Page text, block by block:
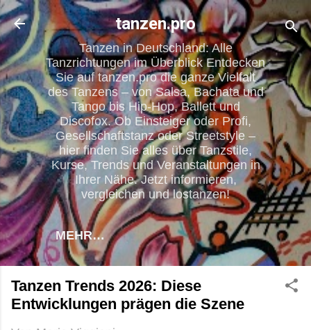
Direkt zum Hauptbereich
tanzen.pro
Tanzen in Deutschland: Alle
Tanzrichtungen im Überblick Entdecken
Sie auf tanzen.pro die ganze Vielfalt
des Tanzens – von Salsa, Bachata und
Tango bis Hip-Hop, Ballett und
Discofox. Ob Einsteiger oder Profi,
Gesellschaftstanz oder Streetstyle –
hier finden Sie alles über Tanzstile,
Kurse, Trends und Veranstaltungen in
Ihrer Nähe. Jetzt informieren,
vergleichen und lostanzen!
MEHR…
Tanzen Trends 2026: Diese
Entwicklungen prägen die Szene